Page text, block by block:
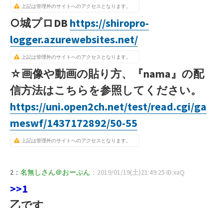
上記は管理外のサイトへのアクセスとなります。
○城プロDB https://shiropro-
logger.azurewebsites.net/
上記は管理外のサイトへのアクセスとなります。
☆画像や動画の貼り方、『nama』の配
信方法はこちらを参照してください。
https://uni.open2ch.net/test/read.cgi/ga
meswf/1437172892/50-55
上記は管理外のサイトへのアクセスとなります。
2： 名無しさん＠おーぷん ：2019/01/19(土)21:49:25 ID:xaQ
>>1
乙です